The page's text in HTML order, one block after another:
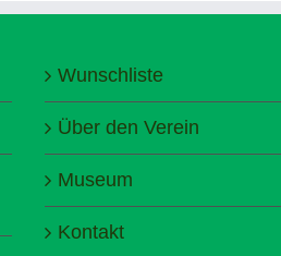
Wunschliste
Über den Verein
Museum
Kontakt